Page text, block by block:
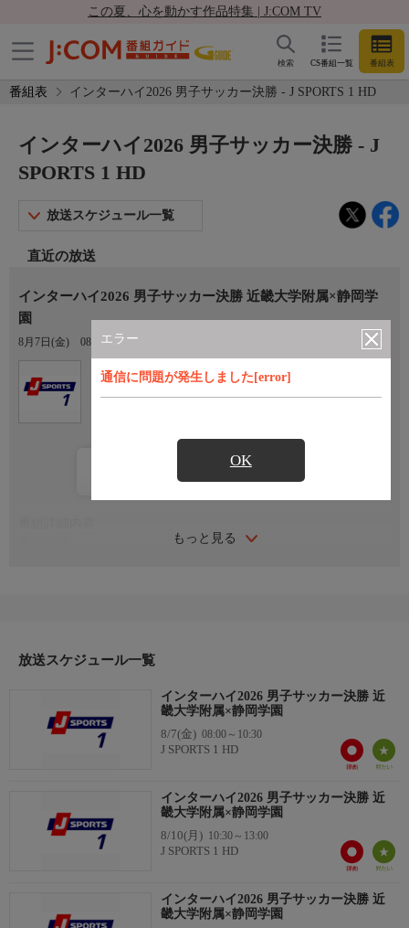
この夏、心を動かす作品特集 | J:COM TV
CS番組一覧 番組表
検索
番組表 インターハイ2026 男子サッカー決勝 - J SPORTS 1 HD
エラー
通信に問題が発生しました[error]
OK
インターハイ2026 男子サッカー決勝 - J
SPORTS 1 HD
放送スケジュール一覧
直近の放送
インターハイ2026 男子サッカー決勝 近畿大学附属×静岡学
園
8月7日(金) 08:00〜10:30
Ch.405
J SPORTS 1 HD
もっと見る
カレンダー登録
会場：Jヴィレッジスタジアム，福島県双葉郡広野町
部活に燃える高校生たちの真夏の祭典、全国高等学校総合体育大
会(インターハイ)。
インターハイは、全国高等学校サッカー選手権大会、高円宮杯U-
18サッカープレミアリーグと並ぶ高校サッカー3大全国大会のひ
放送スケジュール一覧
インターハイ2026 男子サッカー決勝 近
畿大学附属×静岡学園
8/7(金) 08:00～10:30
J SPORTS 1 HD
インターハイ2026 男子サッカー決勝 近
畿大学附属×静岡学園
8/10(月) 10:30～13:00
J SPORTS 1 HD
インターハイ2026 男子サッカー決勝 近
畿大学附属×静岡学園